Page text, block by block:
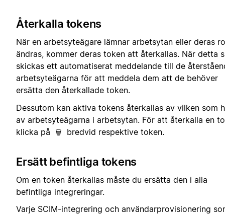
Återkalla tokens
När en arbetsyteägare lämnar arbetsytan eller deras
ändras, kommer deras token att återkallas. När detta
skickas ett automatiserat meddelande till de
arbetsyteägarna för att meddela dem att de behöver
ersätta den återkallade token.
Dessutom kan aktiva tokens återkallas av vilken som
av arbetsyteägarna i arbetsytan. För att återkalla en
klicka på
🗑 bredvid respektive token.
Ersätt befintliga tokens
Om en token återkallas måste du ersätta den i alla
befintliga integreringar.
Varje SCIM-integrering och användarprovisionering